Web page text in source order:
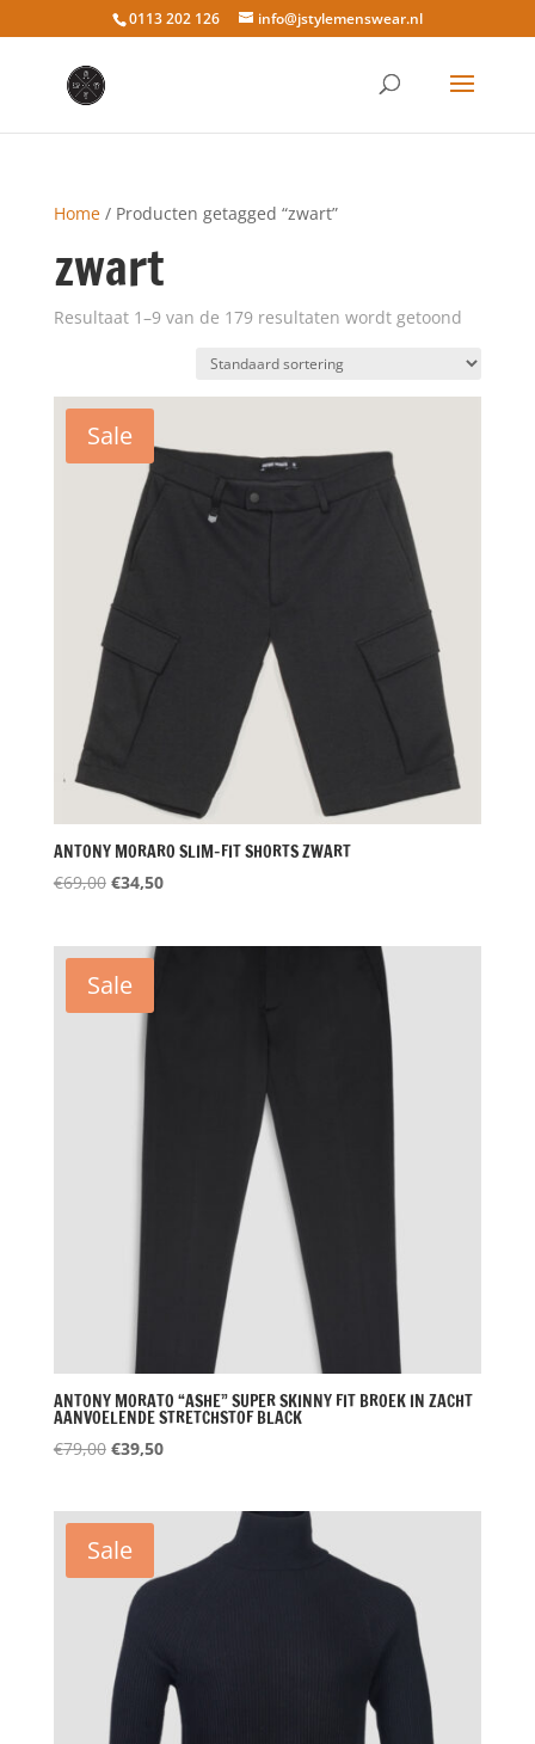
0113 202 126 info@jstylemenswear.nl
Home/ Producten getagged “zwart”
zwart
Resultaat 1–9 van de 179 resultaten wordt getoond
Sale
ANTONY MORARO SLIM-FIT SHORTS ZWART
€69,00 Oorspronkelijke
€69,00.
€34,50Huidige
Sale
ANTONY MORATO “ASHE” SUPER SKINNY FIT BROEK IN ZACHT
AANVOELENDE STRETCHSTOF BLACK
€79,00 Oorspronkelijke
€79,00.
€39,50Huidige
Sale